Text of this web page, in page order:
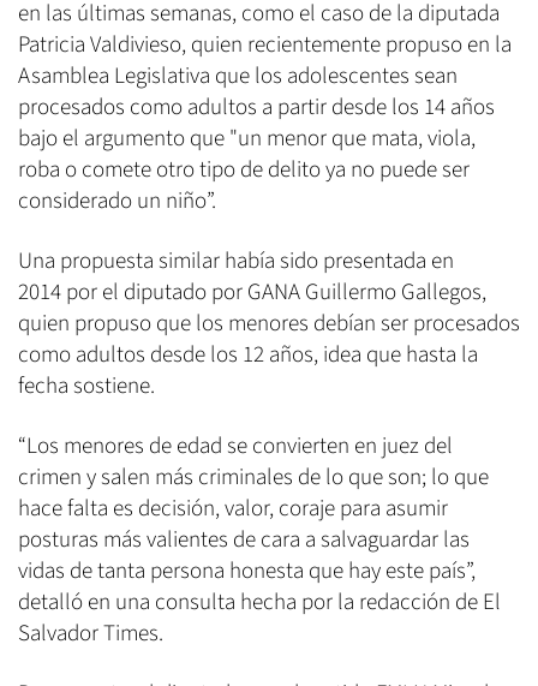
en las últimas semanas, como el caso de la diputada
Patricia Valdivieso, quien recientemente propuso en la
Asamblea Legislativa que los adolescentes sean
procesados como adultos a partir desde los 14 años
bajo el argumento que "un menor que mata, viola,
roba o comete otro tipo de delito ya no puede ser
considerado un niño”.
Una propuesta similar había sido presentada en
2014 por el diputado por GANA Guillermo Gallegos,
quien propuso que los menores debían ser procesados
como adultos desde los 12 años, idea que hasta la
fecha sostiene.
“Los menores de edad se convierten en juez del
crimen y salen más criminales de lo que son; lo que
hace falta es decisión, valor, coraje para asumir
posturas más valientes de cara a salvaguardar las
vidas de tanta persona honesta que hay este país”,
detalló en una consulta hecha por la redacción de El
Salvador Times.